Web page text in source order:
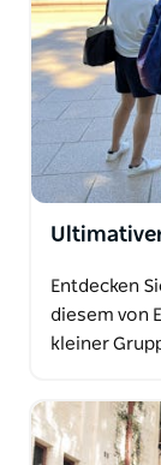
Entdecken
diesem von
kleiner